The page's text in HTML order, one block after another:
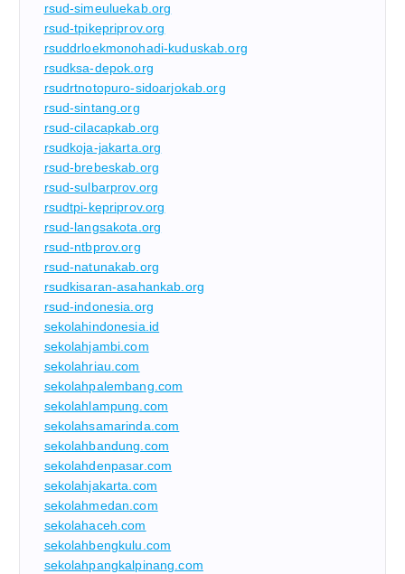
rsud-simeuluekab.org
rsud-tpikepriprov.org
rsuddrloekmonohadi-kuduskab.org
rsudksa-depok.org
rsudrtnotopuro-sidoarjokab.org
rsud-sintang.org
rsud-cilacapkab.org
rsudkoja-jakarta.org
rsud-brebeskab.org
rsud-sulbarprov.org
rsudtpi-kepriprov.org
rsud-langsakota.org
rsud-ntbprov.org
rsud-natunakab.org
rsudkisaran-asahankab.org
rsud-indonesia.org
sekolahindonesia.id
sekolahjambi.com
sekolahriau.com
sekolahpalembang.com
sekolahlampung.com
sekolahsamarinda.com
sekolahbandung.com
sekolahdenpasar.com
sekolahjakarta.com
sekolahmedan.com
sekolahaceh.com
sekolahbengkulu.com
sekolahpangkalpinang.com